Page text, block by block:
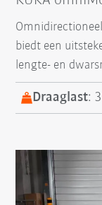
biedt een
lengte- en
Draaglast: